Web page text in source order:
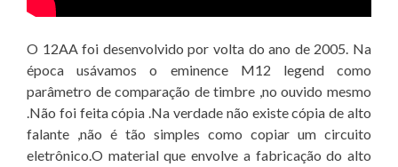
O 12AA foi desenvolvido por volta do ano de 2005. Na
época usávamos o eminence M12 legend como
parâmetro de comparação de timbre ,no ouvido mesmo
.Não foi feita cópia .Na verdade não existe cópia de alto
falante ,não é tão simples como copiar um circuito
eletrônico.O material que envolve a fabricação do alto